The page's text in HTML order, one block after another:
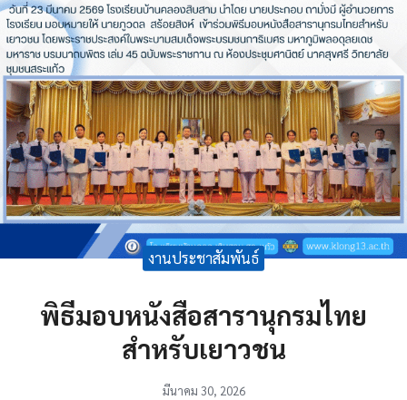
งานประชาสัมพันธ์
พิธีมอบหนังสือสารานุกรมไทย
สำหรับเยาวชน
มีนาคม 30, 2026